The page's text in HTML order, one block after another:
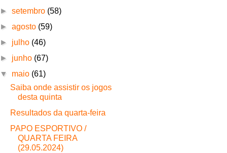
►setembro (58)
►agosto (59)
► julho (46)
► junho (67)
▼ maio (61)
Saiba onde assistir os jogos
desta quinta
Resultados da quarta-feira
PAPO ESPORTIVO /
QUARTA FEIRA
(29.05.2024)